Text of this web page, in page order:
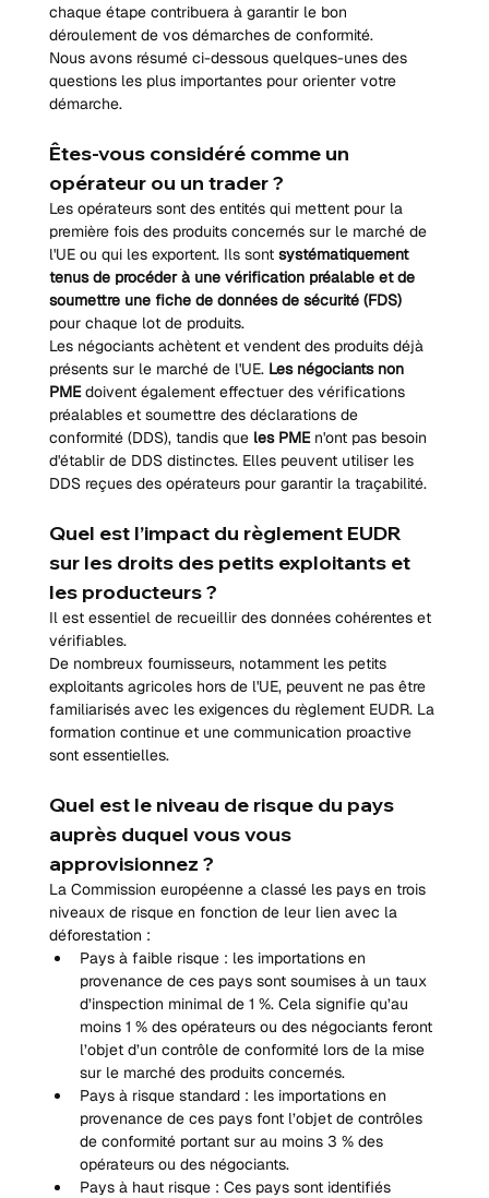
chaque étape contribuera à garantir le bon
déroulement de vos démarches de conformité.
Nous avons résumé ci-dessous quelques-unes des
questions les plus importantes pour orienter votre
démarche.
Êtes-vous considéré comme un
opérateur ou un trader ?
Les opérateurs sont des entités qui mettent pour la
première fois des produits concernés sur le marché de
l'UE ou qui les exportent. Ils sont systématiquement
tenus de procéder à une vérification préalable et de
soumettre une fiche de données de sécurité (FDS)
pour chaque lot de produits.
Les négociants achètent et vendent des produits déjà
présents sur le marché de l'UE. Les négociants non
PME doivent également effectuer des vérifications
préalables et soumettre des déclarations de
conformité (DDS), tandis que les PME n'ont pas besoin
d'établir de DDS distinctes. Elles peuvent utiliser les
DDS reçues des opérateurs pour garantir la traçabilité.
Quel est l’impact du règlement EUDR
sur les droits des petits exploitants et
les producteurs ?
Il est essentiel de recueillir des données cohérentes et
vérifiables.
De nombreux fournisseurs, notamment les petits
exploitants agricoles hors de l'UE, peuvent ne pas être
familiarisés avec les exigences du règlement EUDR. La
formation continue et une communication proactive
sont essentielles.
Quel est le niveau de risque du pays
auprès duquel vous vous
approvisionnez ?
La Commission européenne a classé les pays en trois
niveaux de risque en fonction de leur lien avec la
déforestation :
Pays à faible risque : les importations en
provenance de ces pays sont soumises à un taux
d’inspection minimal de 1 %. Cela signifie qu’au
moins 1 % des opérateurs ou des négociants feront
l’objet d’un contrôle de conformité lors de la mise
sur le marché des produits concernés.
Pays à risque standard : les importations en
provenance de ces pays font l’objet de contrôles
de conformité portant sur au moins 3 % des
opérateurs ou des négociants.
Pays à haut risque : Ces pays sont identifiés